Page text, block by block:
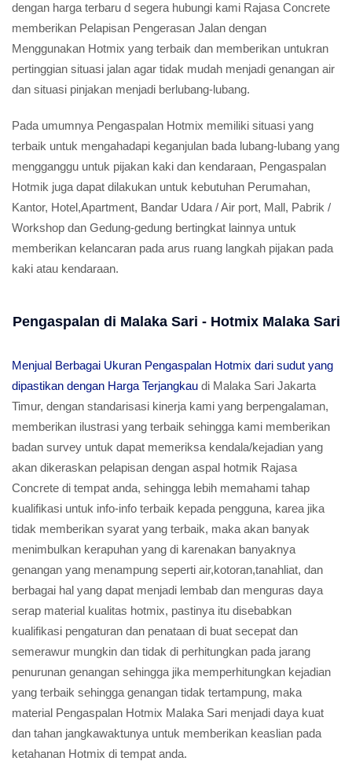
dengan harga terbaru d segera hubungi kami Rajasa Concrete
memberikan Pelapisan Pengerasan Jalan dengan
Menggunakan Hotmix yang terbaik dan memberikan untukran
pertinggian situasi jalan agar tidak mudah menjadi genangan air
dan situasi pinjakan menjadi berlubang-lubang.
Pada umumnya Pengaspalan Hotmix memiliki situasi yang
terbaik untuk mengahadapi keganjulan bada lubang-lubang yang
mengganggu untuk pijakan kaki dan kendaraan, Pengaspalan
Hotmik juga dapat dilakukan untuk kebutuhan Perumahan,
Kantor, Hotel,Apartment, Bandar Udara / Air port, Mall, Pabrik /
Workshop dan Gedung-gedung bertingkat lainnya untuk
memberikan kelancaran pada arus ruang langkah pijakan pada
kaki atau kendaraan.
Pengaspalan di Malaka Sari - Hotmix Malaka Sari
Menjual Berbagai Ukuran Pengaspalan Hotmix dari sudut yang
dipastikan dengan Harga Terjangkau di Malaka Sari Jakarta
Timur, dengan standarisasi kinerja kami yang berpengalaman,
memberikan ilustrasi yang terbaik sehingga kami memberikan
badan survey untuk dapat memeriksa kendala/kejadian yang
akan dikeraskan pelapisan dengan aspal hotmik Rajasa
Concrete di tempat anda, sehingga lebih memahami tahap
kualifikasi untuk info-info terbaik kepada pengguna, karea jika
tidak memberikan syarat yang terbaik, maka akan banyak
menimbulkan kerapuhan yang di karenakan banyaknya
genangan yang menampung seperti air,kotoran,tanahliat, dan
berbagai hal yang dapat menjadi lembab dan menguras daya
serap material kualitas hotmix, pastinya itu disebabkan
kualifikasi pengaturan dan penataan di buat secepat dan
semerawur mungkin dan tidak di perhitungkan pada jarang
penurunan genangan sehingga jika memperhitungkan kejadian
yang terbaik sehingga genangan tidak tertampung, maka
material Pengaspalan Hotmix Malaka Sari menjadi daya kuat
dan tahan jangkawaktunya untuk memberikan keaslian pada
ketahanan Hotmix di tempat anda.